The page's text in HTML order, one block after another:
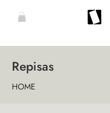
Repisas
HOME